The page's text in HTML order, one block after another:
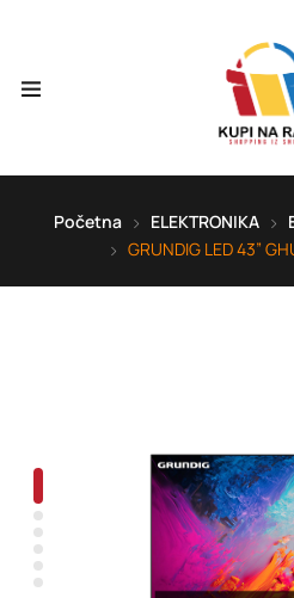
Početna ELEKTRONIKA
GRUNDIG LED 43”